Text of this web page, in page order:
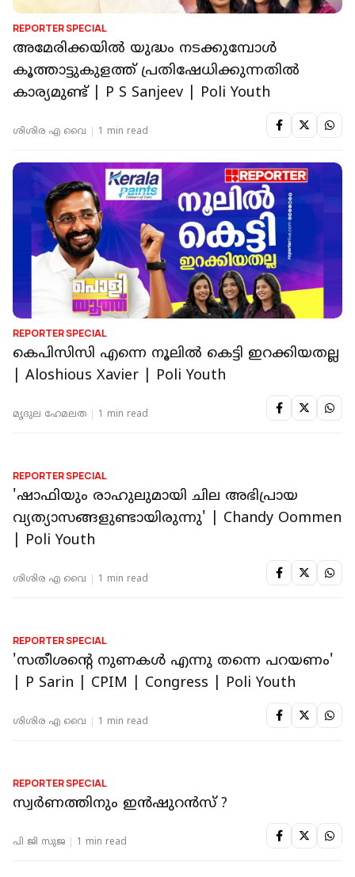
REPORTER SPECIAL
അമേരിക്കയിൽ യുദ്ധം നടക്കുമ്പോൾ
കൂത്താട്ടുകുളത്ത് പ്രതിഷേധിക്കുന്നതിൽ
കാര്യമുണ്ട് | P S Sanjeev | Poli Youth
ശിശിര എ വൈ 1 min read
REPORTER SPECIAL
കെപിസിസി എന്നെ നൂലിൽ കെട്ടി ഇറക്കിയതല്ല
| Aloshious Xavier | Poli Youth
മൃദുല ഹേമലത 1 min read
'ഷാഫിയും രാഹുലുമായി ചില അഭിപ്രായ
വ്യത്യാസങ്ങളുണ്ടായിരുന്നു' | Chandy Oommen
| Poli Youth
ശിശിര എ വൈ 1 min read